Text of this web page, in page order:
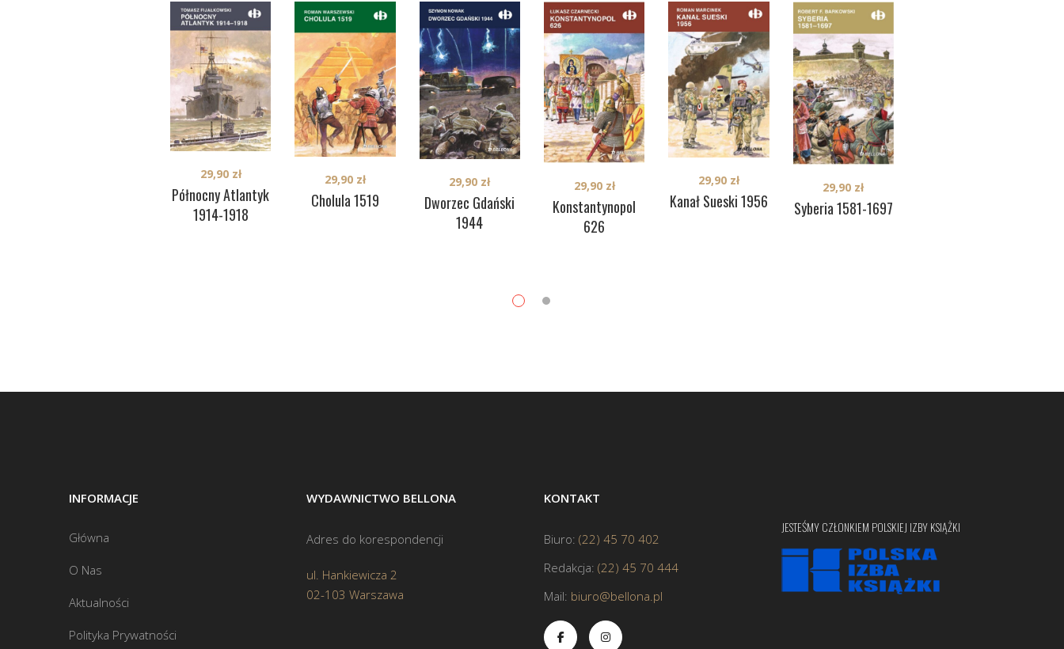
Północny Atlantyk
1914-1918
29,90 zł
Cholula 1519
29,90 zł
Dworzec Gdański
1944
29,90 zł
Konstantynopol
626
29,90 zł
Kanał Sueski 1956
29,90 zł
Syberia 1581-1697
29,90 zł
INFORMACJE
Główna
O Nas
Aktualności
Polityka Prywatności
WYDAWNICTWO BELLONA
Adres do korespondencji
ul. Hankiewicza 2
02-103 Warszawa
KONTAKT
Biuro: (22) 45 70 402
Redakcja: (22) 45 70 444
Mail: biuro@bellona.pl
JESTEŚMY CZŁONKIEM POLSKIEJ IZBY KSIĄŻKI